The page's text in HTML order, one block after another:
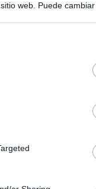
web. Puede